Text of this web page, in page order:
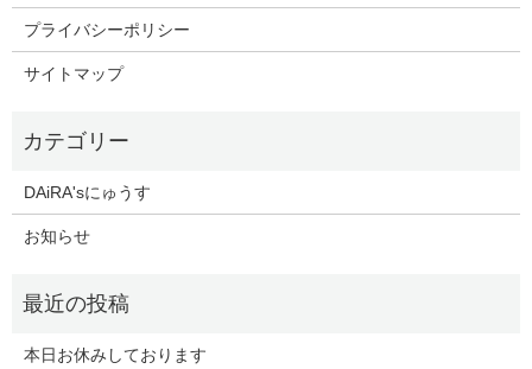
プライバシーポリシー
サイトマップ
DAiRA'sにゅうす
お知らせ
本日お休みしております